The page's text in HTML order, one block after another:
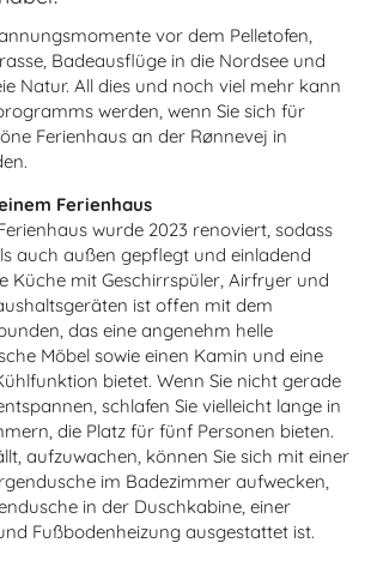
vor dem Pelletofen,
Badeausflüge in die Nordsee und
Natur. All dies und noch viel mehr kann
werden, wenn Sie sich für
Ferienhaus an der Rønnevej in
Ferienhaus
wurde 2023 renoviert, sodass
auch außen gepflegt und einladend
Küche mit Geschirrspüler, Airfryer und
ist offen mit dem
das eine angenehm helle
Möbel sowie einen Kamin und eine
bietet. Wenn Sie nicht gerade
schlafen Sie vielleicht lange in
die Platz für fünf Personen bieten.
aufzuwachen, können Sie sich mit einer
im Badezimmer aufwecken,
in der Duschkabine, einer
Fußbodenheizung ausgestattet ist.